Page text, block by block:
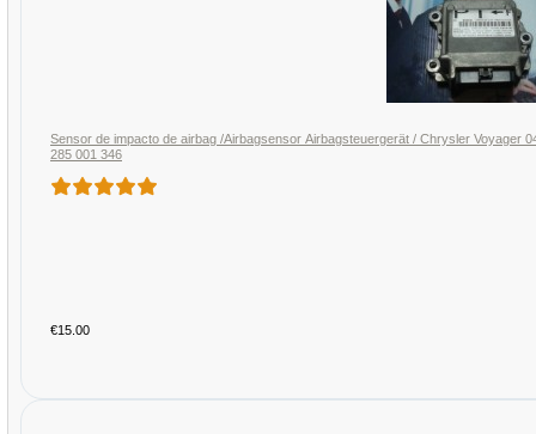
Sensor de impacto de airbag /Airbagsensor Airbagsteuergerät / Chrysler Voyager
285 001 346
€15.00